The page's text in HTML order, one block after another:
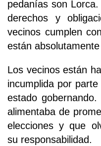
pedanías son
derechos y
vecinos cumplen
están
Los vecinos están
incumplida por
estado
alimentaba de
elecciones y que
su responsabilidad.